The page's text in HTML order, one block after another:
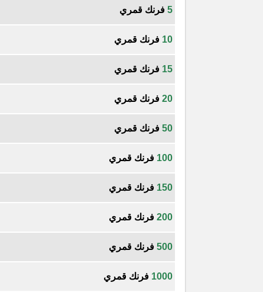
5 فرنك قمري
10 فرنك قمري
15 فرنك قمري
20 فرنك قمري
50 فرنك قمري
100 فرنك قمري
150 فرنك قمري
200 فرنك قمري
500 فرنك قمري
1000 فرنك قمري